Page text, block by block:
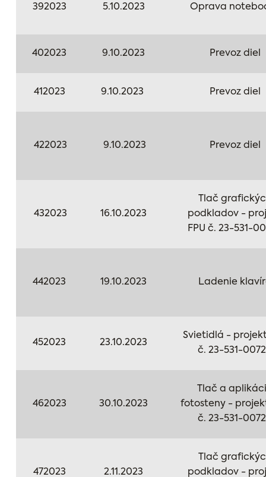
392023 5.10.2023 Oprava
402023 9.10.2023 Prevoz diel
412023 9.10.2023 Prevoz diel
422023 9.10.2023 Prevoz diel
432023 16.10.2023
Tlač
podkladov -
FPU č. 23-531-
442023 19.10.2023 Ladenie
452023 23.10.2023
Svietidlá - projekt
č. 23-531-
462023 30.10.2023
Tlač a
fotosteny -
č. 23-531-
472023 2.11.2023
Tlač
podkladov -